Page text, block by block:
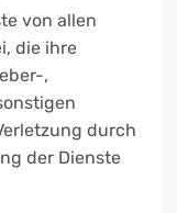
von allen
die ihre
,
durch
der Dienste